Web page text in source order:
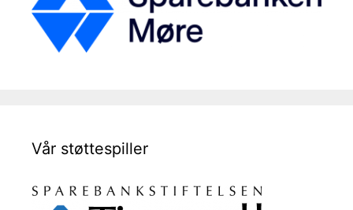
Vår støttespiller